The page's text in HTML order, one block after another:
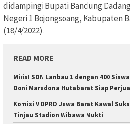
didampingi Bupati Bandung
Negeri 1 Bojongsoang, Kabupaten
(18/4/2022).
READ MORE
Miris! SDN Lanbau 1 dengan 400
Doni Maradona Hutabarat Siap
Komisi V DPRD Jawa Barat Kawal
Tinjau Stadion Wibawa Mukti